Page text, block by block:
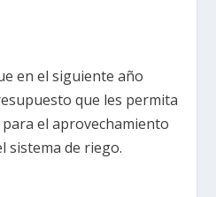
en el siguiente año
que les permita
el aprovechamiento
sistema de riego.